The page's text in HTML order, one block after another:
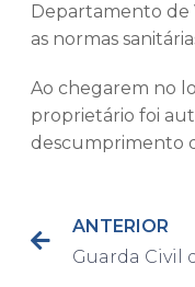
Departamento de
as normas
Ao chegarem no
proprietário foi
descumprimento
ANTERIOR